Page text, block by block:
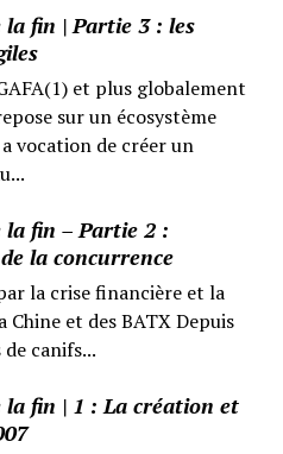
la fin | Partie 3 : les
et plus globalement
sur un écosystème
vocation de créer un
la fin – Partie 2 :
la concurrence
la crise financière et la
Chine et des BATX Depuis
canifs...
la fin | 1 : La création et